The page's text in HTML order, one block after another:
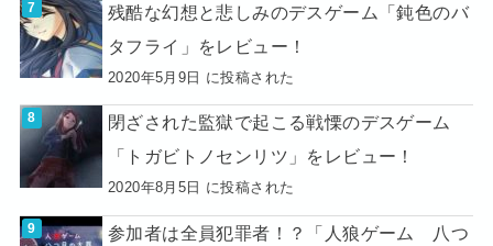
残酷な幻想と悲しみのデスゲーム「鈍色のバ
タフライ」をレビュー！
2020年5月9日 に投稿された
閉ざされた監獄で起こる戦慄のデスゲーム
「トガビトノセンリツ」をレビュー！
2020年8月5日 に投稿された
参加者は全員犯罪者！？「人狼ゲーム 八つ